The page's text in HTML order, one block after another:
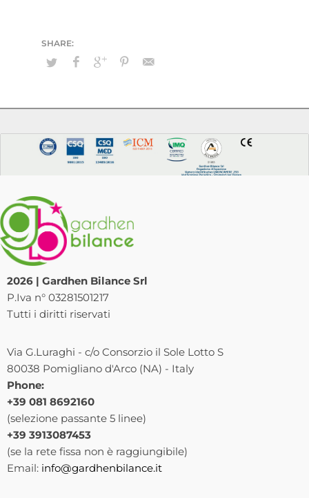
2026 | Gardhen Bilance Srl
P.Iva n° 03281501217
Tutti i diritti riservati
Via G.Luraghi - c/o Consorzio il Sole Lotto S
80038 Pomigliano d'Arco (NA) - Italy
Phone:
+39 081 8692160
(selezione passante 5 linee)
+39 3913087453
(se la rete fissa non è raggiungibile)
Email: info@gardhenbilance.it